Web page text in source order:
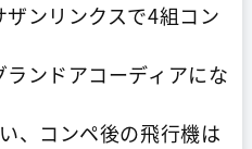
ンリンクスで4組コン
ンドアコーディアにな
、コンペ後の飛行機は